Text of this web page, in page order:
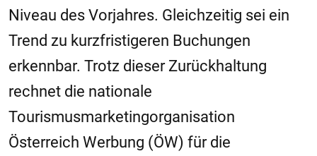
Niveau des Vorjahres. Gleichzeitig sei ein
Trend zu kurzfristigeren Buchungen
erkennbar. Trotz dieser Zurückhaltung
rechnet die nationale
Tourismusmarketingorganisation
Österreich Werbung (ÖW) für die